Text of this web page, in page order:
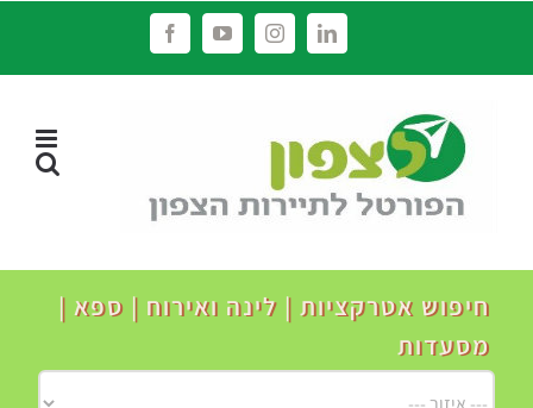
LinkedIn
Instagram
YouTube
Facebook
חיפוש אטרקציות | לינה ואירוח | ספא |
מסעדות